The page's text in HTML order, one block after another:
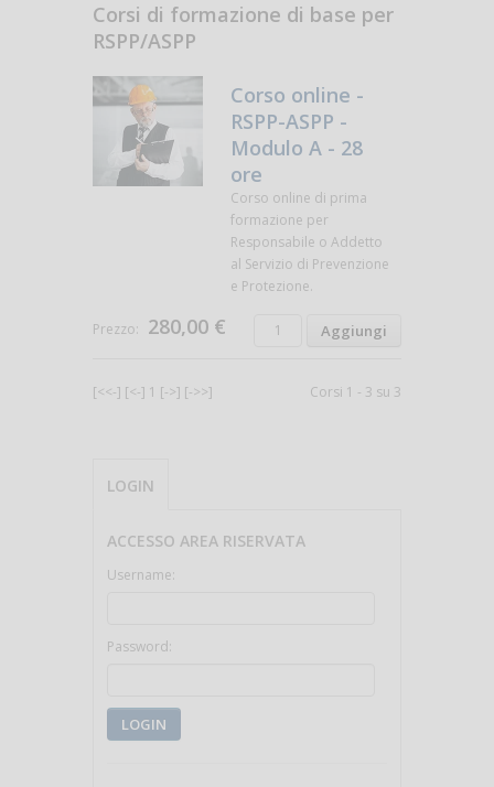
Corsi di formazione di base per
RSPP/ASPP
Corso online -
RSPP-ASPP -
Modulo A - 28
ore
Corso online di prima
formazione per
Responsabile o Addetto
al Servizio di Prevenzione
e Protezione.
Prezzo: 280,00 €
[<<-] [<-] 1 [->] [->>] Corsi 1 - 3 su 3
LOGIN
ACCESSO AREA RISERVATA
Username:
Password:
LOGIN